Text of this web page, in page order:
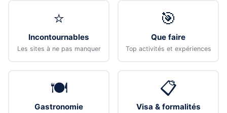
⭐
Incontournables
Les sites à ne pas manquer
🎯
Que faire
Top activités et expériences
🍽️
Gastronomie
📋
Visa & formalités